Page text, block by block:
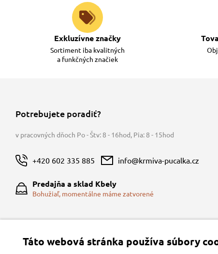
Exkluzívne značky
Sortiment iba kvalitných
a funkčných značiek
Potrebujete poradiť?
v pracovných dňoch Po - Štv: 8 - 16hod, Pia: 8 - 15hod
+420 602 335 885 info@krmiva-pucalka.cz
Predajňa a sklad Kbely
Bohužiaľ, momentálne máme zatvorené
Táto webová stránka používa súbory